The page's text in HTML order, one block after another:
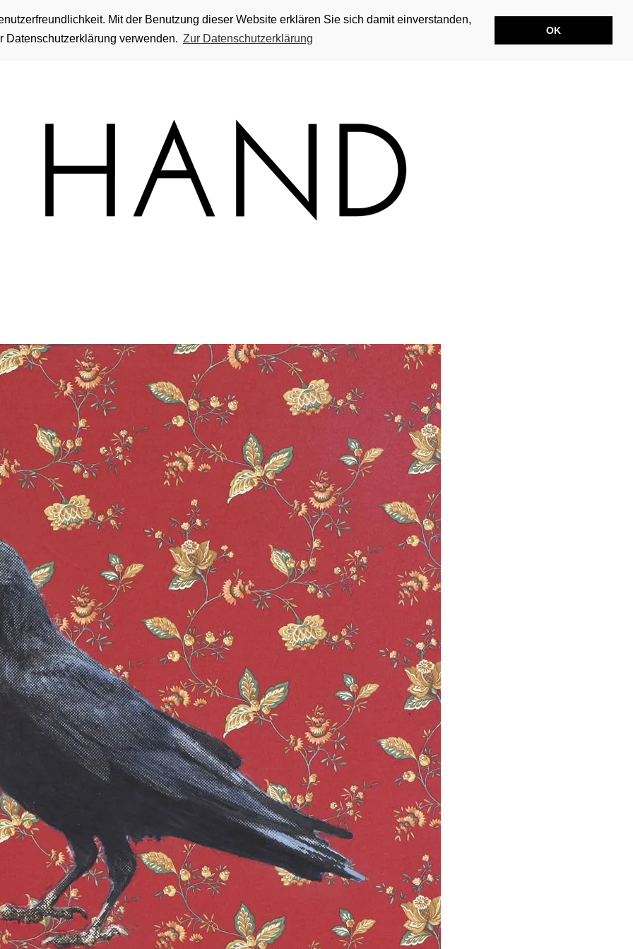
Mit der Benutzung dieser Website erklären Sie sich damit einverstanden,
Datenschutzerklärung verwenden. Zur Datenschutzerklärung
OK